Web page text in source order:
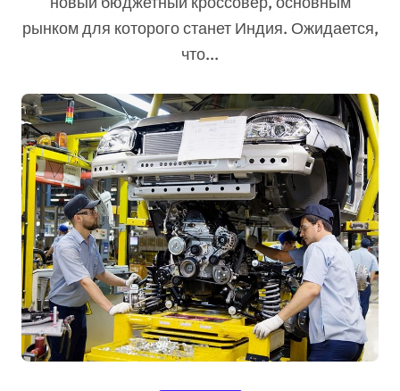
рынком для которого станет Индия. Ожидается,
что...